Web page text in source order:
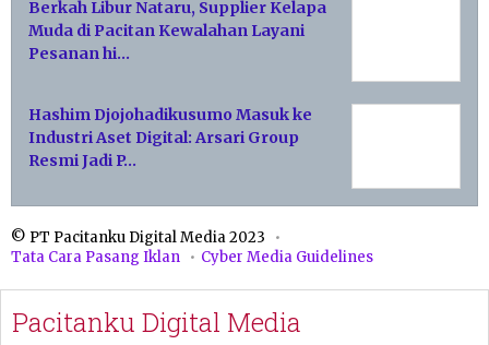
Berkah Libur Nataru, Supplier Kelapa
Muda di Pacitan Kewalahan Layani
Pesanan hi…
Hashim Djojohadikusumo Masuk ke
Industri Aset Digital: Arsari Group
Resmi Jadi P…
© PT Pacitanku Digital Media 2023
Tata Cara Pasang Iklan
Cyber Media Guidelines
Pacitanku Digital Media